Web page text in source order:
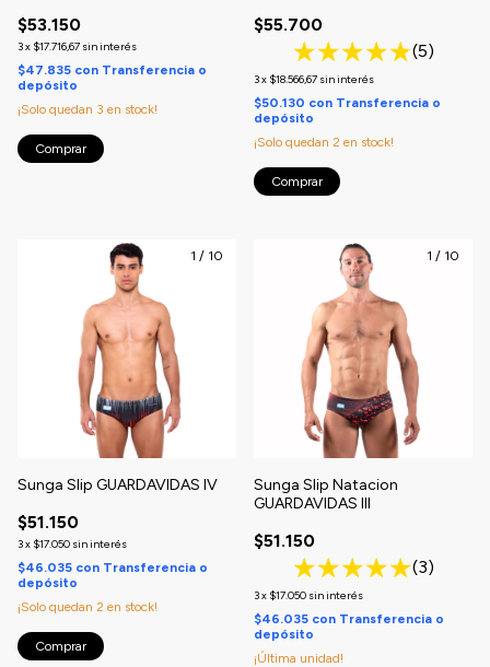
$53.150
3x $17.716,67 sin interés
$47.835 con Transferencia o
depósito
¡Solo quedan 3 en stock!
Comprar
$55.700
(5)
3x $18.566,67 sin interés
$50.130 con Transferencia o
depósito
¡Solo quedan 2 en stock!
Comprar
1 / 10
Sunga Slip GUARDAVIDAS IV
$51.150
3x $17.050 sin interés
$46.035 con Transferencia o
depósito
¡Solo quedan 2 en stock!
Comprar
1 / 10
Sunga Slip Natacion
GUARDAVIDAS III
$51.150
(3)
3x $17.050 sin interés
$46.035 con Transferencia o
depósito
¡Última unidad!